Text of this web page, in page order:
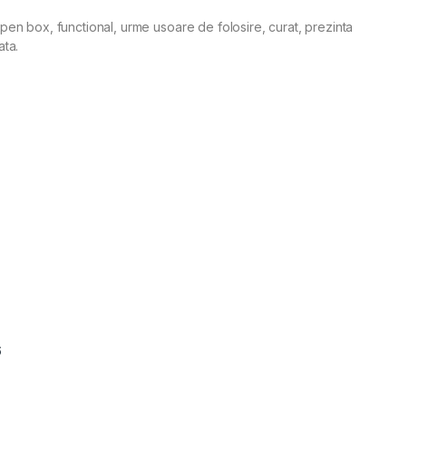
box, functional, urme usoare de folosire, curat, prezinta